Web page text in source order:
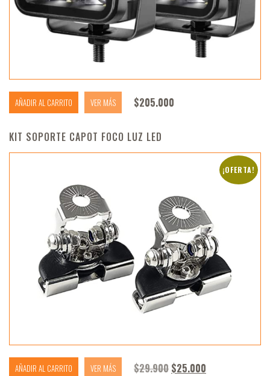
AÑADIR AL CARRITO VER MÁS $205.000
KIT SOPORTE CAPOT FOCO LUZ LED
¡OFERTA!
AÑADIR AL CARRITO VER MÁS $29.900 El precio original era:
$25.000